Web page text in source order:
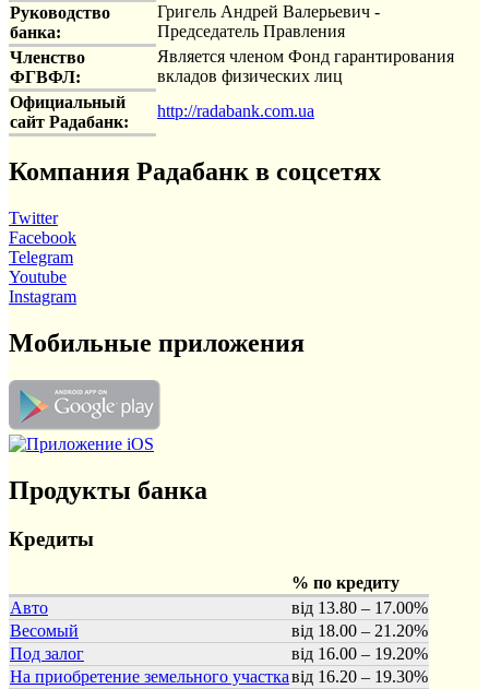
Руководство
банка:
Григель Андрей Валерьевич -
Председатель Правления
Членство
ФГВФЛ:
Является членом Фонд гарантирования
вкладов физических лиц
Официальный
сайт Радабанк:
http://radabank.com.ua
Компания Радабанк в соцсетях
Twitter
Facebook
Telegram
Youtube
Instagram
Мобильные приложения
Продукты банка
Кредиты
% по кредиту
Авто
від 13.80 – 17.00%
Весомый
від 18.00 – 21.20%
Под залог
від 16.00 – 19.20%
На приобретение земельного участкавід 16.20 – 19.30%